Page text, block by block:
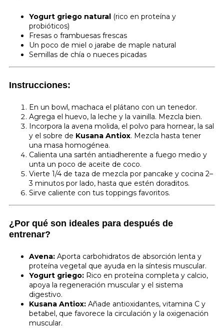
Yogurt griego natural (rico en proteína y
probióticos)
Fresas o frambuesas frescas
Un poco de miel o jarabe de maple natural
Semillas de chía o nueces picadas
Instrucciones:
En un bowl, machaca el plátano con un tenedor.
Agrega el huevo, la leche y la vainilla. Mezcla bien.
Incorpora la avena molida, el polvo para hornear, la sal
y el sobre de Kusana Antiox. Mezcla hasta tener
una masa homogénea.
Calienta una sartén antiadherente a fuego medio y
unta un poco de aceite de coco.
Vierte 1/4 de taza de mezcla por pancake y cocina 2–
3 minutos por lado, hasta que estén doraditos.
Sirve caliente con tus toppings favoritos.
¿Por qué son ideales para después de
entrenar?
Avena: Aporta carbohidratos de absorción lenta y
proteína vegetal que ayuda en la síntesis muscular.
Yogurt griego: Rico en proteína completa y calcio,
apoya la regeneración muscular y el sistema
digestivo.
Kusana Antiox: Añade antioxidantes, vitamina C y
betabel, que favorece la circulación y la oxigenación
muscular.